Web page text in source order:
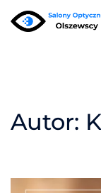
Przejdź
do
Autor: